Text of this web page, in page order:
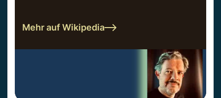
Mehr auf Wikipedia